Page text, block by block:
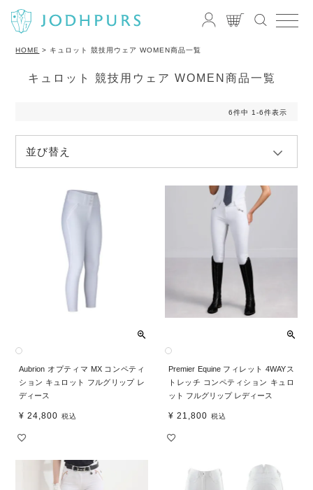
HOME キュロット 競技用ウェア WOMEN商品一覧
キュロット 競技用ウェア WOMEN商品一覧
並び替え
6件中 1 -6件表示
Aubrion オプティマ MX コンペティ
ション キュロット フルグリップ レ
ディース
¥ 24,800 税込
Premier Equine フィレット 4WAYス
トレッチ コンペティション キュロ
ット フルグリップ レディース
¥ 21,800 税込